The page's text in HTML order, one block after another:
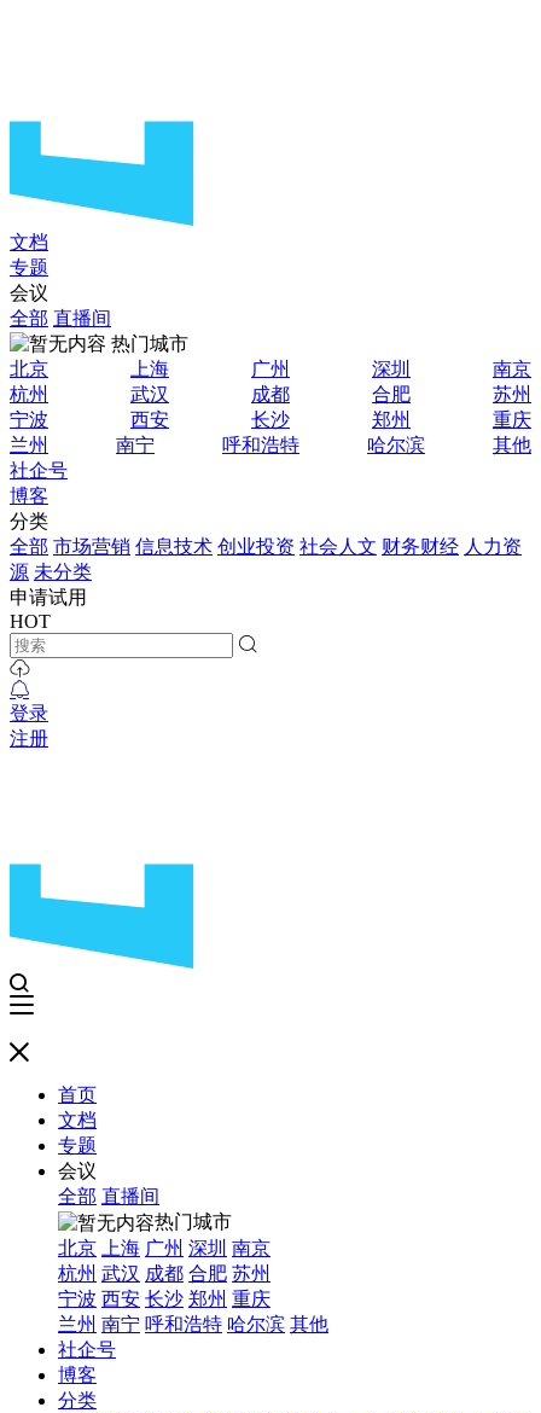
文档
专题
会议
全部 直播间
热门城市
北京
上海 广州 深圳
南京
杭州
武汉 成都 合肥
苏州
宁波
西安 长沙 郑州
重庆
兰州
南宁 呼和浩特 哈尔滨
其他
社企号
博客
分类
全部 市场营销 信息技术 创业投资 社会人文 财务财经 人力资
源 未分类
申请试用
HOT
登录
注册
首页
文档
专题
会议
全部 直播间
热门城市
北京
上海 广州 深圳 南京
杭州 武汉 成都 合肥 苏州
宁波 西安 长沙 郑州 重庆
兰州 南宁 呼和浩特 哈尔滨 其他
社企号
博客
分类